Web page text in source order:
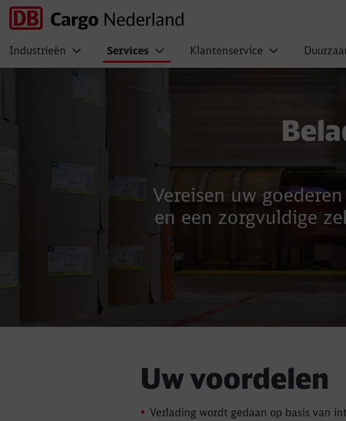
Beladingsadvies
Industrieën Services Klantenservice
Vereisen uw
en een zorgvuldige
Uw voordelen
Verlading wordt gedaan op basis van